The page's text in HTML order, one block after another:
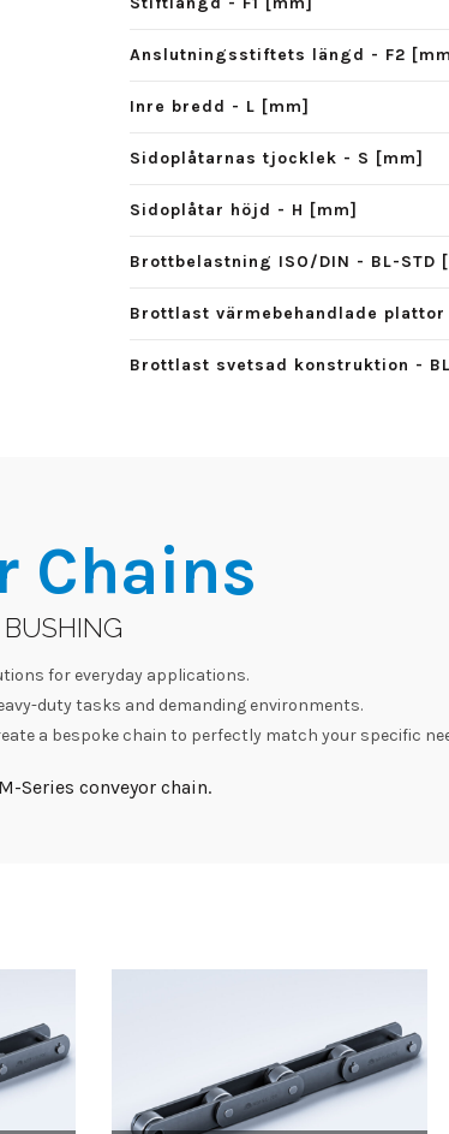
Anslutningsstiftets längd - F2
Inre bredd - L [mm]
Sidoplåtarnas tjocklek - S [mm]
Sidoplåtar höjd - H [mm]
Brottbelastning ISO/DIN - BL-STD
Brottlast värmebehandlade plattor
Brottlast svetsad konstruktion -
Chains
for everyday applications.
duty tasks and demanding environments.
a bespoke chain to perfectly match your specific
Series conveyor chain.